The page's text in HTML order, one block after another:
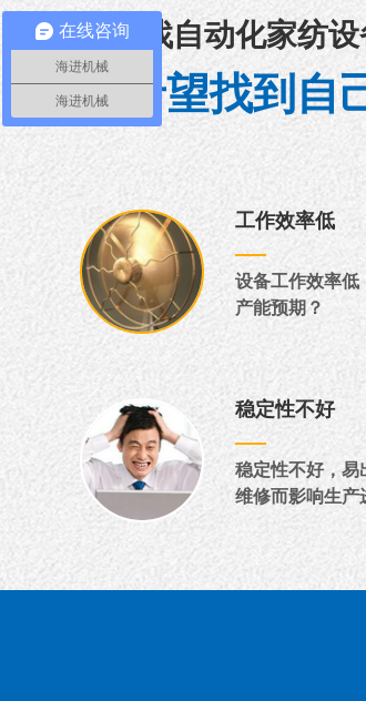
在寻找自动化家纺
并希望找到自
工作效率低
设备工作效率低
产能预期？
稳定性不好
稳定性不好，易
维修而影响生产
在线咨询
海进机械
海进机械